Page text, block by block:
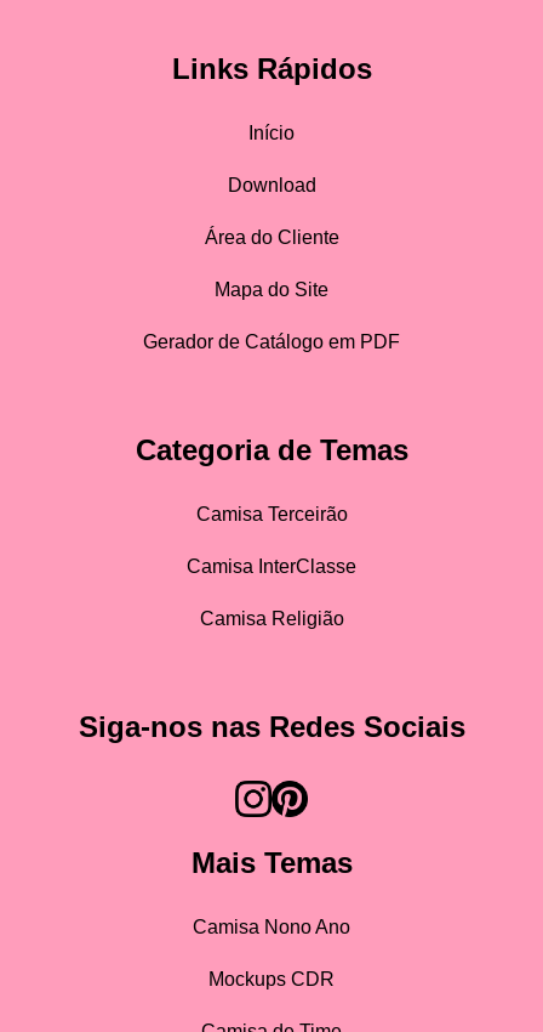
Links Rápidos
Início
Download
Área do Cliente
Mapa do Site
Gerador de Catálogo em PDF
Categoria de Temas
Camisa Terceirão
Camisa InterClasse
Camisa Religião
Siga-nos nas Redes Sociais
Mais Temas
Camisa Nono Ano
Mockups CDR